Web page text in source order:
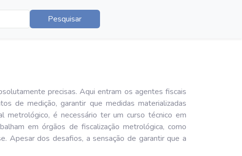
Pesquisar
precisas. Aqui entram os agentes fiscais
de medição, garantir que medidas materializadas
é necessário ter um curso técnico em
em órgãos de fiscalização metrológica, como
Apesar dos desafios, a sensação de garantir que a